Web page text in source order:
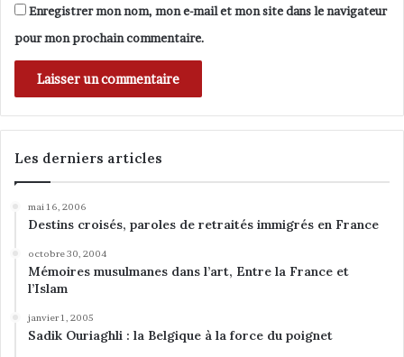
Enregistrer mon nom, mon e-mail et mon site dans le navigateur
pour mon prochain commentaire.
Les derniers articles
mai 16, 2006
Destins croisés, paroles de retraités immigrés en France
octobre 30, 2004
Mémoires musulmanes dans l’art, Entre la France et
l’Islam
janvier 1, 2005
Sadik Ouriaghli : la Belgique à la force du poignet